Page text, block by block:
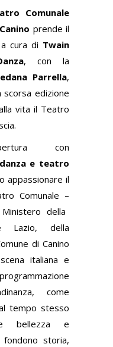
Comunale
prende il
a cura di Twain
, con la
Parrella,
scorsa edizione
vita il Teatro
con
e teatro
appassionare il
Comunale –
della
Lazio, della
di Canino
italiana e
come
tempo stesso
bellezza e
storia,